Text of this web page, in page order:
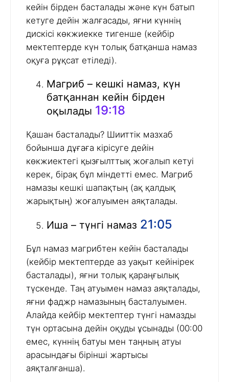
кейін бірден басталады және күн батып
кетуге дейін жалғасады, яғни күннің
дискісі көкжиекке тигенше (кейбір
мектептерде күн толық батқанша намаз
оқуға рұқсат етіледі).
Магриб – кешкі намаз, күн
батқаннан кейін бірден
оқылады 19:18
Қашан басталады? Шииттік мазхаб
бойынша дұғаға кірісуге дейін
көкжиектегі қызғылттық жоғалып кетуі
керек, бірақ бұл міндетті емес. Магриб
намазы кешкі шапақтың (ақ қалдық
жарықтың) жоғалуымен аяқталады.
Иша – түнгі намаз 21:05
Бұл намаз магрибтен кейін басталады
(кейбір мектептерде аз уақыт кейінірек
басталады), яғни толық қараңғылық
түскенде. Таң атуымен намаз аяқталады,
яғни фаджр намазының басталуымен.
Алайда кейбір мектептер түнгі намазды
түн ортасына дейін оқуды ұсынады (00:00
емес, күннің батуы мен таңның атуы
арасындағы бірінші жартысы
аяқталғанша).